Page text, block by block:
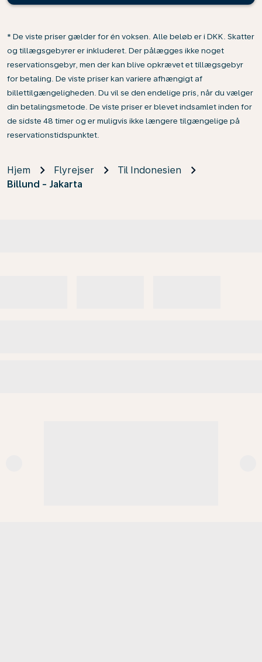
* De viste priser gælder for én voksen. Alle beløb er i DKK. Skatter
og tillægsgebyrer er inkluderet. Der pålægges ikke noget
reservationsgebyr, men der kan blive opkrævet et tillægsgebyr
for betaling. De viste priser kan variere afhængigt af
billettilgængeligheden. Du vil se den endelige pris, når du vælger
din betalingsmetode. De viste priser er blevet indsamlet inden for
de sidste 48 timer og er muligvis ikke længere tilgængelige på
reservationstidspunktet.
Hjem Flyrejser
Til Indonesien
Billund - Jakarta